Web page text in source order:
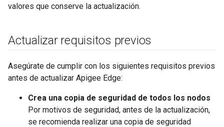
valores que conserve la actualización.
Actualizar requisitos previos
Asegúrate de cumplir con los siguientes requisitos previos
antes de actualizar Apigee Edge:
Crea una copia de seguridad de todos los nodos
Por motivos de seguridad, antes de la actualización,
se recomienda realizar una copia de seguridad